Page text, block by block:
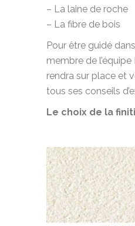
– La laine de roche
– La fibre de bois
Pour être guidé
membre de l’équipe
rendra sur place et
tous ses conseils
Le choix de la